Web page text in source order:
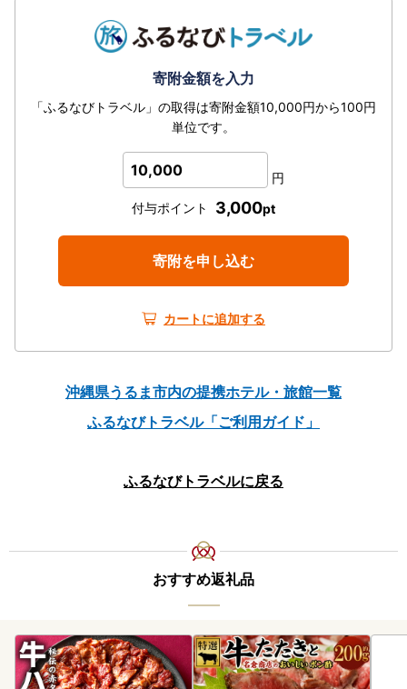
寄附金額を入力
「ふるなびトラベル」の取得は寄附金額10,000円から100円
単位です。
10,000
円
付与ポイント
3,000pt
寄附を申し込む
カートに追加する
沖縄県うるま市内の提携ホテル・旅館一覧
ふるなびトラベル「ご利用ガイド」
ふるなびトラベルに戻る
おすすめ返礼品